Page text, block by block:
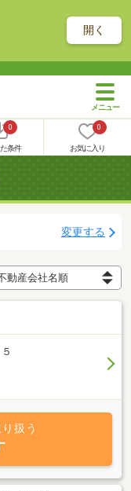
開く
0
条件
0
お気に入り
変更する
扱う